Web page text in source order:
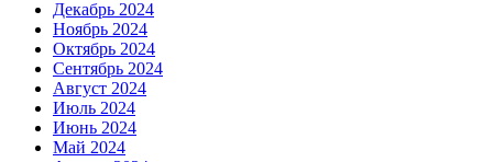
Декабрь 2024
Ноябрь 2024
Октябрь 2024
Сентябрь 2024
Август 2024
Июль 2024
Июнь 2024
Май 2024